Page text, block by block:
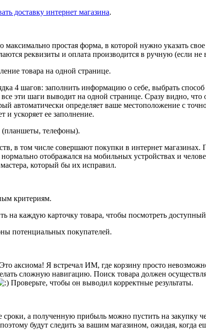
доставку интернет магазина.
максимально простая форма, в которой нужно указать
реквизиты и оплата производится в ручную (если
товара на одной странице.
4 шагов: заполнить информацию о себе, выбрать
эти шаги выводит на одной странице. Сразу видно, что
автоматически определяет ваше местоположение с
и ускоряет ее заполнение.
(планшеты, телефоны).
в том числе совершают покупки в интернет магазинах.
отображался на мобильных устройствах и
который бы их исправил.
критериям.
на каждую карточку товара, чтобы посмотреть
потенциальных покупателей.
аксиома! Я встречал ИМ, где корзину просто
сложную навигацию. Поиск товара должен
Проверьте, чтобы он выводил корректные результаты.
а полученную прибыль можно пустить на закупку
будут следить за вашим магазином, ожидая, когда